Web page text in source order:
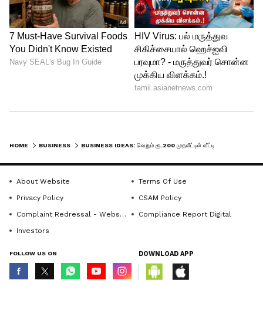
4
Image Credit :
ஆர்கானிக் நறுமண மெழுகுவர்த்திகள்
HOME BUSINESS
About Website
Terms Of Use
Privacy Policy
CSAM Policy
Complaint Redressal - Website
Compliance Report Digital
Investors
FOLLOW US ON DOWNLOAD APP